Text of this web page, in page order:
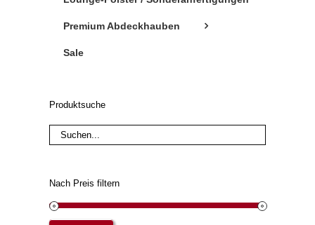
Premium Abdeckhauben
Sale
Produktsuche
Nach Preis filtern